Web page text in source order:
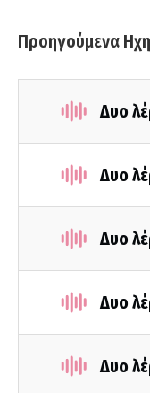
Προηγούμενα
Δυο
Δυο
Δυο
Δυο
Δυο